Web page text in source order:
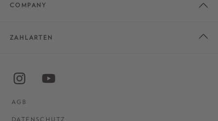
COMPANY
ZAHLARTEN
AGB
DATENSCHUTZ